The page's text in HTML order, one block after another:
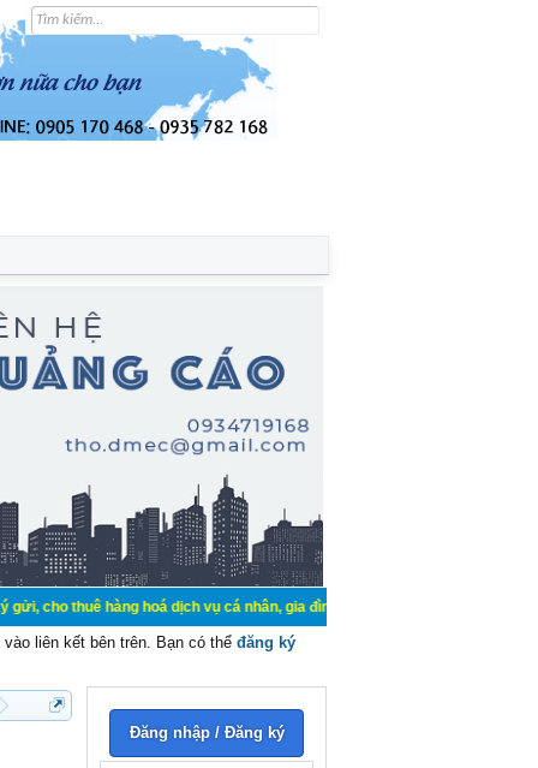
hoá dịch vụ cá nhân, gia đình. Mua bán, ký gửi, cho thuê thiết bị hệ
liên kết bên trên. Bạn có thể đăng ký
Đăng nhập / Đăng ký